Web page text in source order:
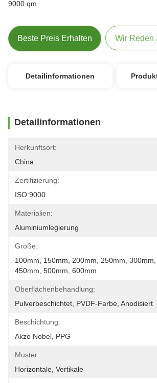
9000 qm
Beste Preis Erhalten Wir Reden
Detailinformationen
Detailinformationen
Herkunftsort:
China
Zertifizierung:
ISO:9000
Materialien:
Aluminiumlegierung
Größe:
100mm, 150mm, 200mm, 250mm, 300mm,
450mm, 500mm, 600mm
Oberflächenbehandlung:
Pulverbeschichtet, PVDF-Farbe, Anodisiert
Beschichtung:
Akzo Nobel, PPG
Muster:
Horizontale, Vertikale